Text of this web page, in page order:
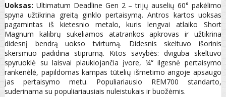
Uoksas: Ultimatum Deadline Gen 2 – trijų auselių 60° pakėlimo
spyna užtikrina greitą ginklo pertaisymą. Antros kartos uoksas
pagamintas iš kietesnio metalo, kuris lengvai atlaiko Short
Magnum kalibrų sukeliamos atatrankos apkrovas ir užtikrina
didesnį bendrą uokso tvirtumą. Didesnis skeltuvo išorinis
skersmuo padidina stiprumą. Kitos savybės: dviguba skeltuvo
spyruoklė su laisvai plaukiojančia įvore, ¼“ ilgesnė pertaisymo
rankenėlė, papildomas kampas tūtelių išmetimo angoje apsaugo
jas pertaisymo metu. Populiariausio REM700 standarto,
suderinama su populiariausiais nuleistukais ir buožėmis.